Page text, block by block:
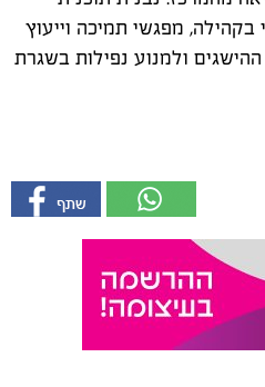
מפגשי תמיכה וייעוץ
ולמנוע נפילות בשגרת